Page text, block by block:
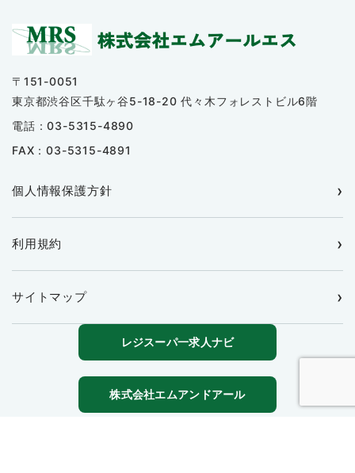
〒151-0051
東京都渋谷区千駄ヶ谷5-18-20 代々木フォレストビル6階
電話：03-5315-4890
FAX：03-5315-4891
個人情報保護方針
利用規約
サイトマップ
レジスーパ一求人ナビ
株式会社エムアンドアール